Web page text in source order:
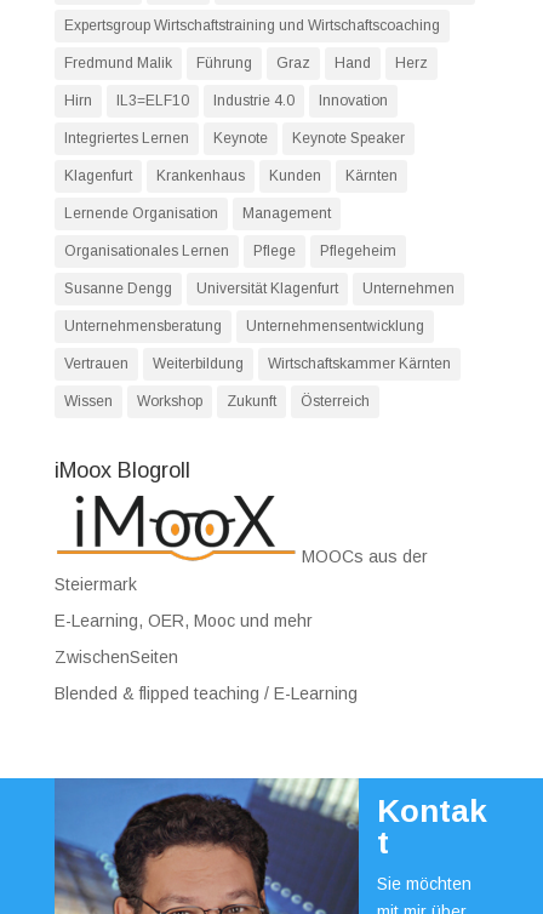
Expertsgroup Wirtschaftstraining und Wirtschaftscoaching
Fredmund Malik Führung Graz Hand Herz
Hirn IL3=ELF10 Industrie 4.0 Innovation
Integriertes Lernen Keynote Keynote Speaker
Klagenfurt Krankenhaus Kunden Kärnten
Lernende Organisation Management
Organisationales Lernen Pflege Pflegeheim
Susanne Dengg Universität Klagenfurt Unternehmen
Unternehmensberatung Unternehmensentwicklung
Vertrauen Weiterbildung Wirtschaftskammer Kärnten
Wissen Workshop Zukunft Österreich
iMoox Blogroll
MOOCs aus der
Steiermark
E-Learning, OER, Mooc und mehr
ZwischenSeiten
Blended & flipped teaching / E-Learning
Kontak
t
Sie möchten